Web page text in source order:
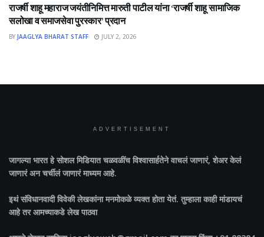
राजर्षी शाहू महाराज जयंतीनिमित्त मारुती पाटील यांना ‘राजर्षी शाहू सामाजिक
सलोखा व समाजसेवा पुरस्कार’ प्रदान
BY JAAGLYA BHARAT STAFF JULY 2, 2026
ADVERTISEMENT
जागल्या भारतहे सोशल मिडियात चळवळींच विश्वासार्हतेने वाचलं जाणारं, शेअर केलं
जाणारं अन चर्चीलं जाणारं माध्यम आहे.
इथं संविधानवादी विवेकी लेखकांना मनमोकळे व्यक्त होता येतं. तुम्हाला काही मांडायचं
आहे तर आमच्याकडे लेख पाठवा